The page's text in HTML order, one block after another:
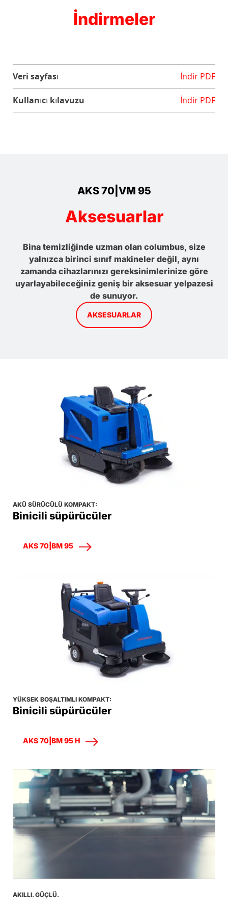
İndirmeler
Veri sayfası İndir PDF
Kullanıcı kılavuzu İndir PDF
AKS 70|VM 95
Aksesuarlar
Bina temizliğinde uzman olan columbus, size
yalnızca birinci sınıf makineler değil, aynı
zamanda cihazlarınızı gereksinimlerinize göre
uyarlayabileceğiniz geniş bir aksesuar yelpazesi
de sunuyor.
AKSESUARLAR
AKÜ SÜRÜCÜLÜ KOMPAKT:
Binicili süpürücüler
AKS 70|BM 95
YÜKSEK BOŞALTIMLI KOMPAKT:
Binicili süpürücüler
AKS 70|BM 95 H
AKILLI. GÜÇLÜ.